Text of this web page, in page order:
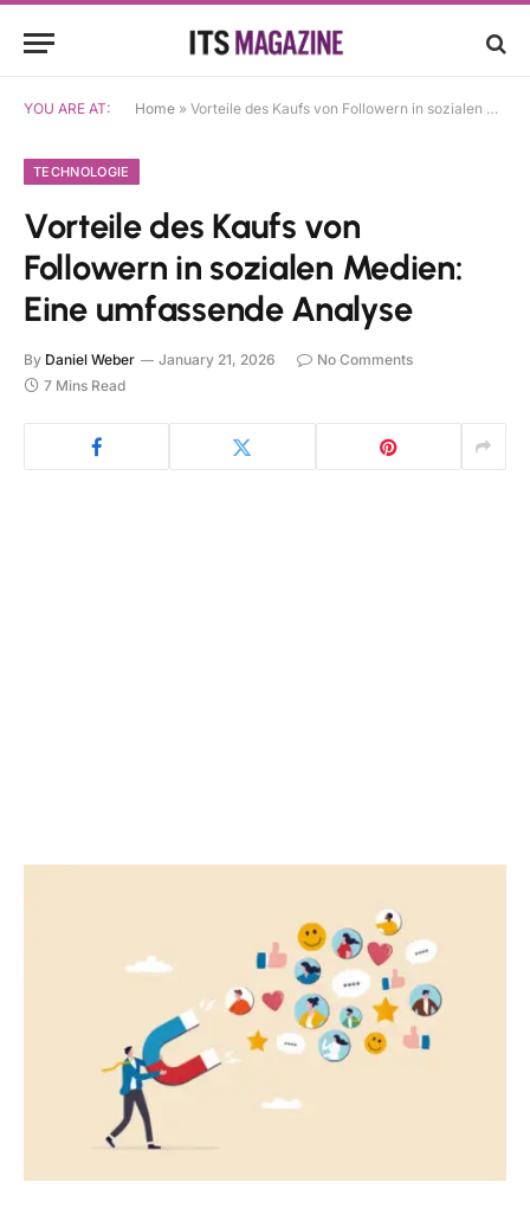
YOU ARE AT: Home » Vorteile des Kaufs von Followern in sozialen Medien: Eine umfassende Analyse
TECHNOLOGIE
Vorteile des Kaufs von
Followern in sozialen Medien:
Eine umfassende Analyse
By Daniel Weber January 21, 2026
No Comments
7 Mins Read